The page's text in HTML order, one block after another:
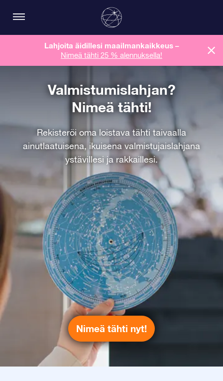
Lahjoita äidillesi maailmankaikkeus –
Nimeä tähti 25 % alennuksella!
Valmistumislahjan?
Nimeä tähti!
Rekisteröi oma loistava tähti taivaalla
ainutlaatuisena, ikuisena valmistujaislahjana
ystävillesi ja rakkaillesi.
Nimeä tähti nyt!